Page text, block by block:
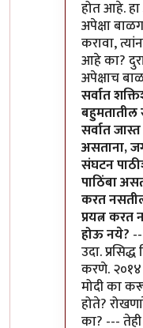
होत आहे. हा
अपेक्षा
करावा,
आहे का?
अपेक्षाच
सर्वात
बहुमतातील
सर्वात
असताना,
संघटन
पाठिंबा
करत
प्रयत्न करत
होऊ नये?
उदा.
करणे. २०१४
मोदी का
होते?
का? --- तेही